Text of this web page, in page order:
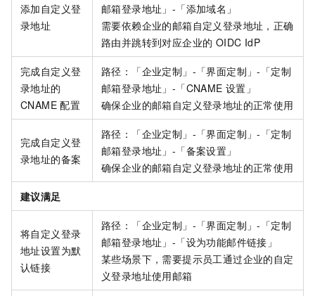
添加自定义登
录地址
邮箱登录地址」-「添加域名」
需要依赖企业的邮箱自定义登录地址，正确
路由并跳转到对应企业的 OIDC IdP
完成自定义登
录地址的
CNAME 配置
路径：「企业定制」-「界面定制」-「定制
邮箱登录地址」-「CNAME 设置」
确保企业的邮箱自定义登录地址的正常使用
完成自定义登
录地址的备案
路径：「企业定制」-「界面定制」-「定制
邮箱登录地址」-「备案设置」
确保企业的邮箱自定义登录地址的正常使用
建议满足
将自定义登录
地址设置为默
认链接
路径：「企业定制」-「界面定制」-「定制
邮箱登录地址」-「设为功能邮件链接」
某些场景下，需要提示员工通过企业的自定
义登录地址使用邮箱